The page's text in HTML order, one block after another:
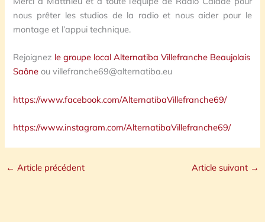
nous prêter les studios de la radio et nous aider pour le
montage et l’appui technique.
Rejoignez le groupe local Alternatiba Villefranche Beaujolais
Saône ou villefranche69@alternatiba.eu
https://www.facebook.com/AlternatibaVillefranche69/
https://www.instagram.com/AlternatibaVillefranche69/
← Article précédent Article suivant →